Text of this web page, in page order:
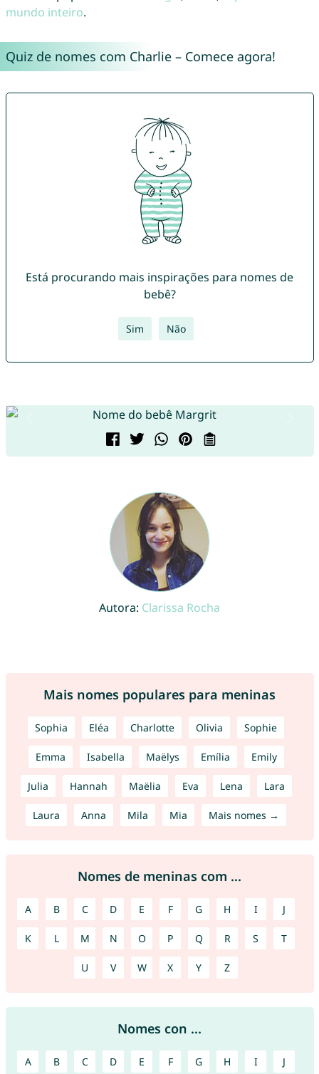
mundo inteiro.
Quiz de nomes com Charlie – Comece agora!
Está procurando mais inspirações para nomes de
bebê?
Sim Não
Autora: Clarissa Rocha
Mais nomes populares para meninas
Sophia Eléa Charlotte Olivia Sophie
Emma Isabella Maëlys Emília Emily
Julia Hannah Maëlia Eva Lena Lara
Laura Anna Mila Mia Mais nomes →
Nomes de meninas com ...
A B C D E F G H I J
K L M N O P Q R S T
U V W X Y Z
Nomes con ...
A B C D E F G H I J